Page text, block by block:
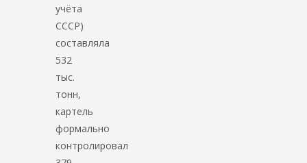
учёта
СССР)
составляла
532
тыс.
тонн,
картель
формально
контролировал